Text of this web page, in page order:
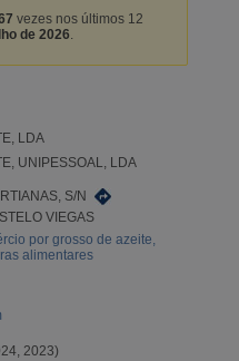
vezes nos últimos 12
de 2026.
LDA
UNIPESSOAL, LDA
S/N
VIEGAS
por grosso de azeite,
alimentares
2023)